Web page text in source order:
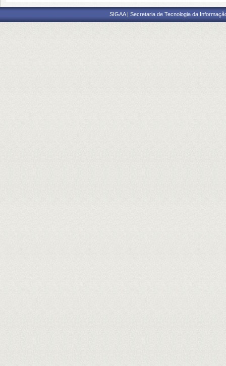
SIGAA | Secretaria de Tecnologia da